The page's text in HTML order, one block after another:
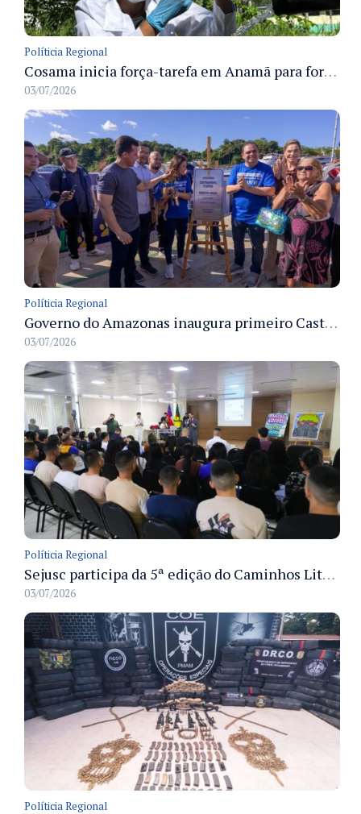
Políticia Regional
Cosama inicia força-tarefa em Anamã para fortalecer abastecimento de água e segurança hídrica da população
03/07/2026
Políticia Regional
Governo do Amazonas inaugura primeiro Castramóvel Fluvial para atendimento veterinário às comunidades ribeirinhas e castração gratuita
03/07/2026
Políticia Regional
Sejusc participa da 5ª edição do Caminhos Literários com foco na cultura hip-hop nas unidades socioeducativas
03/07/2026
Políticia Regional